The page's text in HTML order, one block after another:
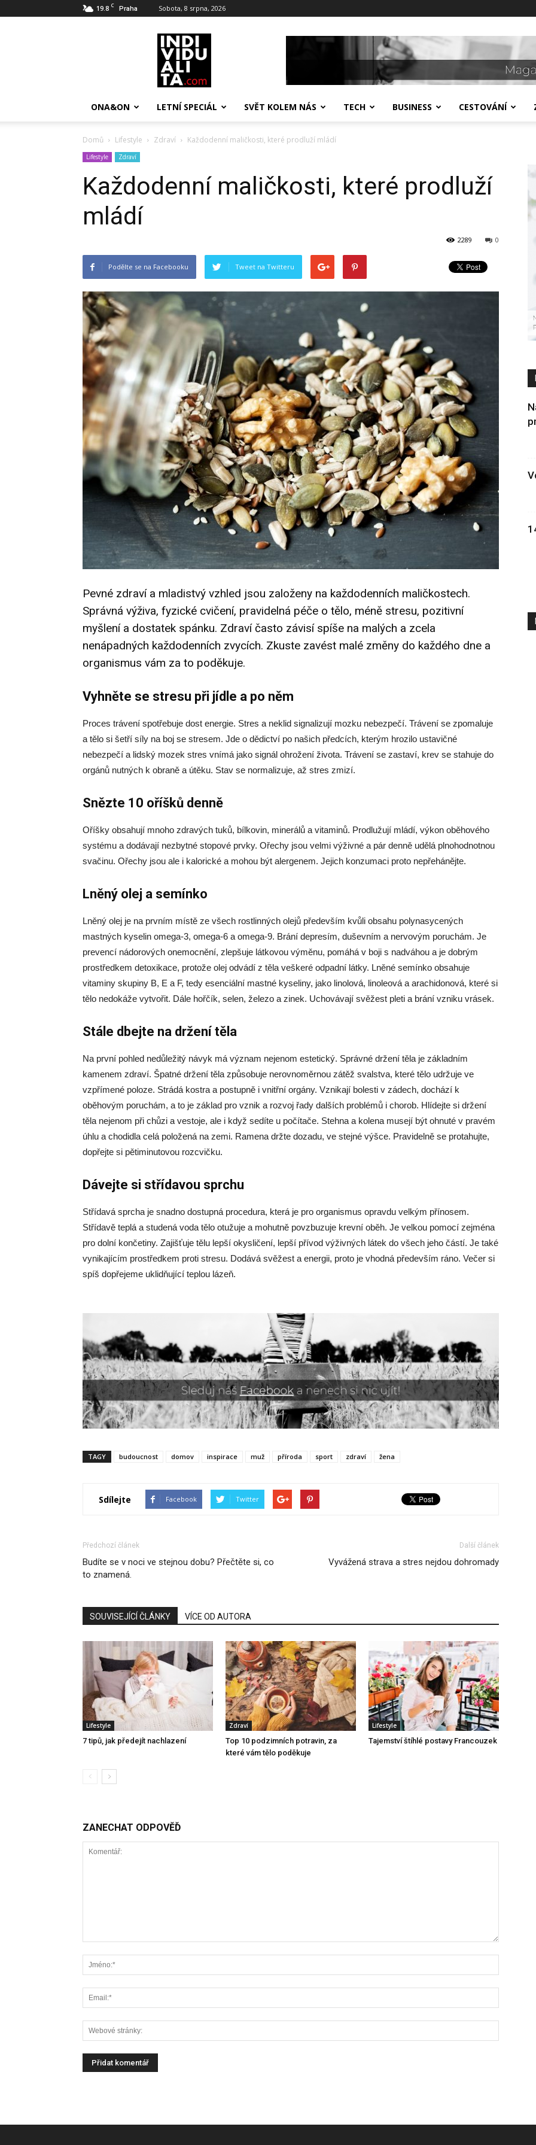
19.8 C Praha Sobota, 8 srpna, 2026
INDIVIDUALITA
ONA&ON LETNÍ SPECIÁL SVĚT KOLEM NÁS TECH BUSINESS CESTOVÁNÍ
Domů Lifestyle Zdraví Každodenní maličkosti, které prodluží mládí
Lifestyle Zdraví
Každodenní maličkosti, které prodluží
mládí
0
2289
Podělte se na Facebooku Tweet na Twitteru
Pevné zdraví a mladistvý vzhled jsou založeny na každodenních maličkostech.
Správná výživa, fyzické cvičení, pravidelná péče o tělo, méně stresu, pozitivní
myšlení a dostatek spánku. Zdraví často závisí spíše na malých a zcela
nenápadných každodenních zvycích. Zkuste zavést malé změny do každého dne a
organismus vám za to poděkuje.
Vyhněte se stresu při jídle a po něm
Proces trávení spotřebuje dost energie. Stres a neklid signalizují mozku nebezpečí. Trávení se zpomaluje
a tělo si šetří síly na boj se stresem. Jde o dědictví po našich předcích, kterým hrozilo ustavičné
nebezpečí a lidský mozek stres vnímá jako signál ohrožení života. Trávení se zastaví, krev se stahuje do
orgánů nutných k obraně a útěku. Stav se normalizuje, až stres zmizí.
Snězte 10 oříšků denně
Oříšky obsahují mnoho zdravých tuků, bílkovin, minerálů a vitaminů. Prodlužují mládí, výkon oběhového
systému a dodávají nezbytné stopové prvky. Ořechy jsou velmi výživné a pár denně udělá plnohodnotnou
svačinu. Ořechy jsou ale i kalorické a mohou být alergenem. Jejich konzumaci proto nepřehánějte.
Lněný olej a semínko
Lněný olej je na prvním místě ze všech rostlinných olejů především kvůli obsahu polynasycených
mastných kyselin omega-3, omega-6 a omega-9. Brání depresím, duševním a nervovým poruchám. Je
prevencí nádorových onemocnění, zlepšuje látkovou výměnu, pomáhá v boji s nadváhou a je dobrým
prostředkem detoxikace, protože olej odvádí z těla veškeré odpadní látky. Lněné semínko obsahuje
vitaminy skupiny B, E a F, tedy esenciální mastné kyseliny, jako linolová, linoleová a arachidonová, které si
tělo nedokáže vytvořit. Dále hořčík, selen, železo a zinek. Uchovávají svěžest pleti a brání vzniku vrásek.
Stále dbejte na držení těla
Na první pohled nedůležitý návyk má význam nejenom estetický. Správné držení těla je základním
kamenem zdraví. Špatné držení těla způsobuje nerovnoměrnou zátěž svalstva, které tělo udržuje ve
vzpřímené poloze. Strádá kostra a postupně i vnitřní orgány. Vznikají bolesti v zádech, dochází k
oběhovým poruchám, a to je základ pro vznik a rozvoj řady dalších problémů i chorob. Hlídejte si držení
těla nejenom při chůzi a vestoje, ale i když sedíte u počítače. Stehna a kolena musejí být ohnuté v pravém
úhlu a chodidla celá položená na zemi. Ramena držte dozadu, ve stejné výšce. Pravidelně se protahujte,
dopřejte si pětiminutovou rozcvičku.
Dávejte si střídavou sprchu
Střídavá sprcha je snadno dostupná procedura, která je pro organismus opravdu velkým přínosem.
Střídavě teplá a studená voda tělo otužuje a mohutně povzbuzuje krevní oběh. Je velkou pomocí zejména
pro dolní končetiny. Zajišťuje tělu lepší okysličení, lepší přívod výživných látek do všech jeho částí. Je také
vynikajícím prostředkem proti stresu. Dodává svěžest a energii, proto je vhodná především ráno. Večer si
spíš dopřejeme uklidňující teplou lázeň.
TAGY budoucnost domov inspirace muž příroda sport zdraví žena
Sdílejte Facebook Twitter
Předchozí článek
Budíte se v noci ve stejnou dobu? Přečtěte si, co
to znamená.
Další článek
Vyvážená strava a stres nejdou dohromady
SOUVISEJÍCÍ ČLÁNKY VÍCE OD AUTORA
Lifestyle
7 tipů, jak předejít nachlazení
Zdraví
Top 10 podzimních potravin, za
které vám tělo poděkuje
Lifestyle
Tajemství štíhlé postavy Francouzek
ZANECHAT ODPOVĚĎ